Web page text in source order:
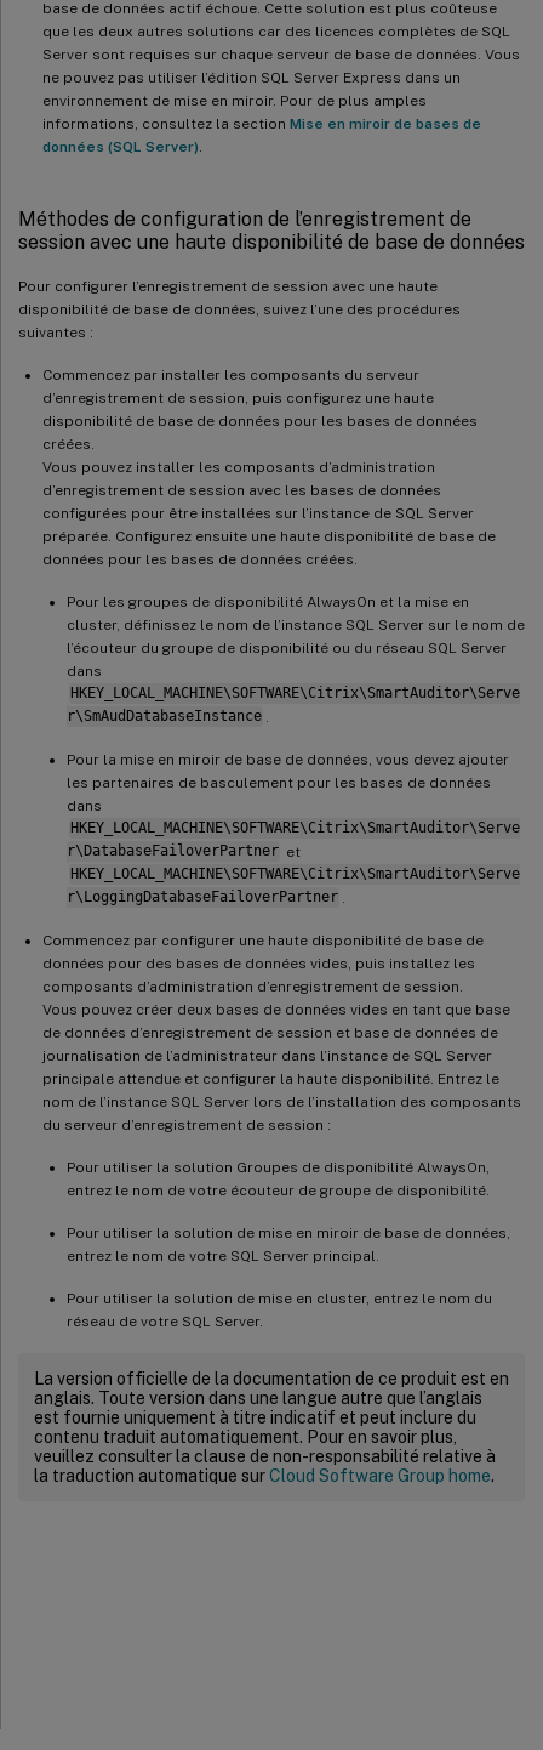
base de données actif échoue. Cette solution est plus coûteuse
que les deux autres solutions car des licences complètes de SQL
Server sont requises sur chaque serveur de base de données. Vous
ne pouvez pas utiliser l’édition SQL Server Express dans un
environnement de mise en miroir. Pour de plus amples
informations, consultez la section Mise en miroir de bases de
données (SQL Server)
Méthodes de configuration de l’enregistrement de
session avec une haute disponibilité de base de données
Pour configurer l’enregistrement de session avec une haute
disponibilité de base de données, suivez l’une des procédures
suivantes :
Commencez par installer les composants du serveur
d’enregistrement de session, puis configurez une haute
disponibilité de base de données pour les bases de données
créées.
Vous pouvez installer les composants d’administration
d’enregistrement de session avec les bases de données
configurées pour être installées sur l’instance de SQL Server
préparée. Configurez ensuite une haute disponibilité de base de
données pour les bases de données créées.
Pour les groupes de disponibilité AlwaysOn et la mise en
cluster, définissez le nom de l’instance SQL Server sur le nom de
l’écouteur du groupe de disponibilité ou du réseau SQL Server
dans
HKEY_LOCAL_MACHINE\SOFTWARE\Citrix\SmartAuditor\Serve
r\SmAudDatabaseInstance
Pour la mise en miroir de base de données, vous devez ajouter
les partenaires de basculement pour les bases de données
dans
HKEY_LOCAL_MACHINE\SOFTWARE\Citrix\SmartAuditor\Serve
r\DatabaseFailoverPartner et
HKEY_LOCAL_MACHINE\SOFTWARE\Citrix\SmartAuditor\Serve
r\LoggingDatabaseFailoverPartner
Commencez par configurer une haute disponibilité de base de
données pour des bases de données vides, puis installez les
composants d’administration d’enregistrement de session.
Vous pouvez créer deux bases de données vides en tant que base
de données d’enregistrement de session et base de données de
journalisation de l’administrateur dans l’instance de SQL Server
principale attendue et configurer la haute disponibilité. Entrez le
nom de l’instance SQL Server lors de l’installation des composants
du serveur d’enregistrement de session :
Pour utiliser la solution Groupes de disponibilité AlwaysOn,
entrez le nom de votre écouteur de groupe de disponibilité.
Pour utiliser la solution de mise en miroir de base de données,
entrez le nom de votre SQL Server principal.
Pour utiliser la solution de mise en cluster, entrez le nom du
réseau de votre SQL Server.
La version officielle de la documentation de ce produit est en
anglais. Toute version dans une langue autre que l’anglais
est fournie uniquement à titre indicatif et peut inclure du
contenu traduit automatiquement. Pour en savoir plus,
veuillez consulter la clause de non-responsabilité relative à
la traduction automatique surCloud Software Group home.